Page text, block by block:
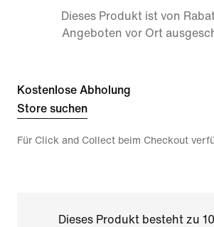
Dieses Produkt ist von
Angeboten vor Ort
Kostenlose Abholung
Store suchen
Für Click and Collect beim Checkout
Dieses Produkt besteht zu